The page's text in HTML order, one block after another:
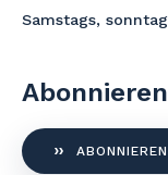
Samstags,
ABONNIEREN